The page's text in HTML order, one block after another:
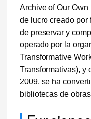
Archive of Our
de lucro creado por
de preservar y
operado por la
Transformative
Transformativas), y
2009, se ha
bibliotecas de